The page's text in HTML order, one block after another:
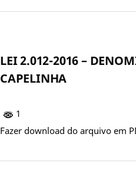
LEI 2.012-2016 –
CAPELINHA
1
Fazer download do arquivo em